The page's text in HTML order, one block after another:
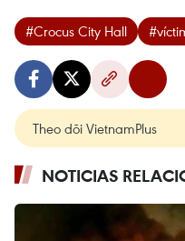
#Crocus City Hall
Theo dõi VietnamPlus
NOTICIAS